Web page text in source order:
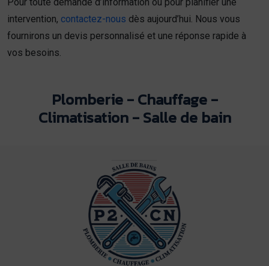
intervention, contactez-nous dès aujourd’hui. Nous vous
fournirons un devis personnalisé et une réponse rapide à
vos besoins.
Plomberie - Chauffage -
Climatisation - Salle de bain